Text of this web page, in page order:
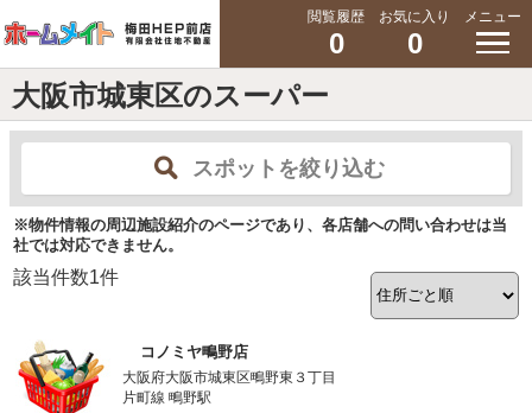
閲覧履歴
0
お気に入り
0
メニュー
大阪市城東区のスーパー
スポットを絞り込む
※物件情報の周辺施設紹介のページであり、各店舗への問い合わせは当
社では対応できません。
該当件数1件
コノミヤ鴫野店
大阪府大阪市城東区鴫野東３丁目
片町線 鴫野駅